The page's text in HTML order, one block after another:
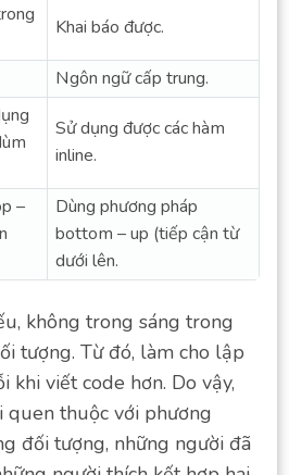
Khai báo được.
Ngôn ngữ cấp trung.
Sử dụng được các hàm
inline.
–
Dùng phương pháp
bottom – up (tiếp cận từ
dưới lên.
không trong sáng trong
tượng. Từ đó, làm cho lập
khi viết code hơn. Do vậy,
quen thuộc với phương
đối tượng, những người đã